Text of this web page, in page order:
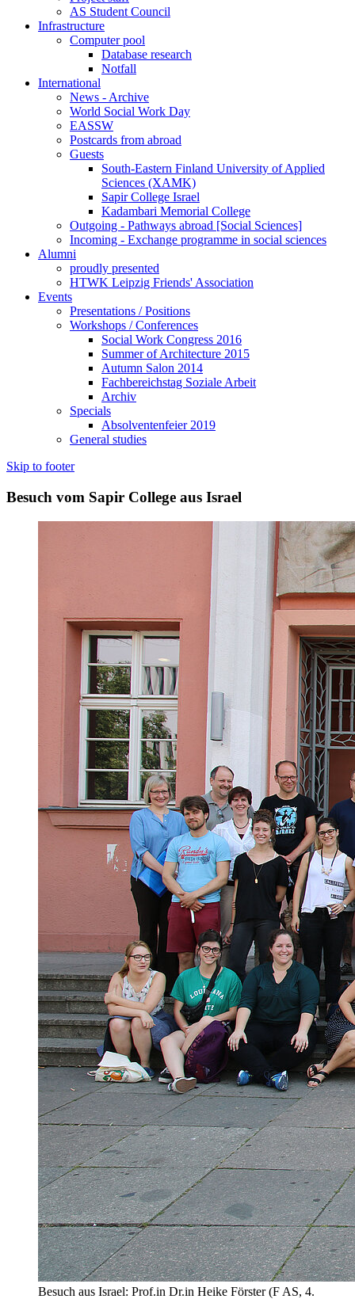
AS Student Council
Infrastructure
Computer pool
Database research
Notfall
International
News - Archive
World Social Work Day
EASSW
Postcards from abroad
Guests
South-Eastern Finland University of Applied
Sciences (XAMK)
Sapir College Israel
Kadambari Memorial College
Outgoing - Pathways abroad [Social Sciences]
Incoming - Exchange programme in social sciences
Alumni
proudly presented
HTWK Leipzig Friends' Association
Events
Presentations / Positions
Workshops / Conferences
Social Work Congress 2016
Summer of Architecture 2015
Autumn Salon 2014
Fachbereichstag Soziale Arbeit
Archiv
Specials
Absolventenfeier 2019
General studies
Skip to footer
Besuch vom Sapir College aus Israel
Besuch aus Israel: Prof.in Dr.in Heike Förster (F AS, 4.